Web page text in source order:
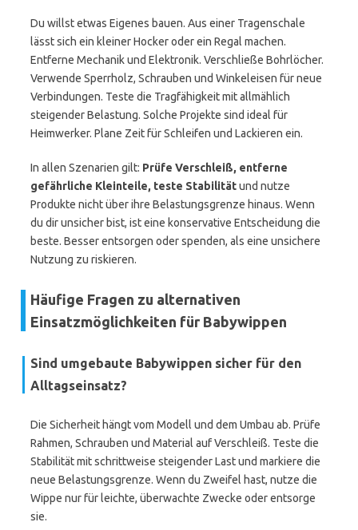
Du willst etwas Eigenes bauen. Aus einer Tragenschale
lässt sich ein kleiner Hocker oder ein Regal machen.
Entferne Mechanik und Elektronik. Verschließe Bohrlöcher.
Verwende Sperrholz, Schrauben und Winkeleisen für neue
Verbindungen. Teste die Tragfähigkeit mit allmählich
steigender Belastung. Solche Projekte sind ideal für
Heimwerker. Plane Zeit für Schleifen und Lackieren ein.
In allen Szenarien gilt: Prüfe Verschleiß, entferne
gefährliche Kleinteile, teste Stabilitätund nutze
Produkte nicht über ihre Belastungsgrenze hinaus. Wenn
du dir unsicher bist, ist eine konservative Entscheidung die
beste. Besser entsorgen oder spenden, als eine unsichere
Nutzung zu riskieren.
Häufige Fragen zu alternativen
Einsatzmöglichkeiten für Babywippen
Sind umgebaute Babywippen sicher für den
Alltagseinsatz?
Die Sicherheit hängt vom Modell und dem Umbau ab. Prüfe
Rahmen, Schrauben und Material auf Verschleiß. Teste die
Stabilität mit schrittweise steigender Last und markiere die
neue Belastungsgrenze. Wenn du Zweifel hast, nutze die
Wippe nur für leichte, überwachte Zwecke oder entsorge
sie.